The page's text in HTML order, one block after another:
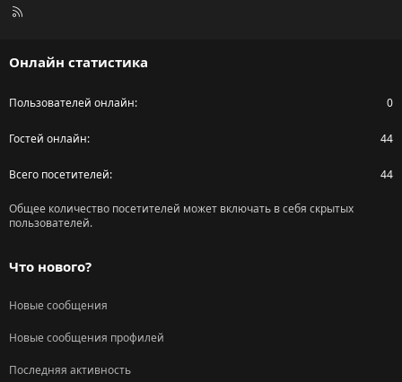
R
Онлайн статистика
Пользователей онлайн 0
Гостей онлайн 44
Всего посетителей 44
Общее количество посетителей может включать в себя скрытых
пользователей.
Что нового?
Новые сообщения
Новые сообщения профилей
Последняя активность